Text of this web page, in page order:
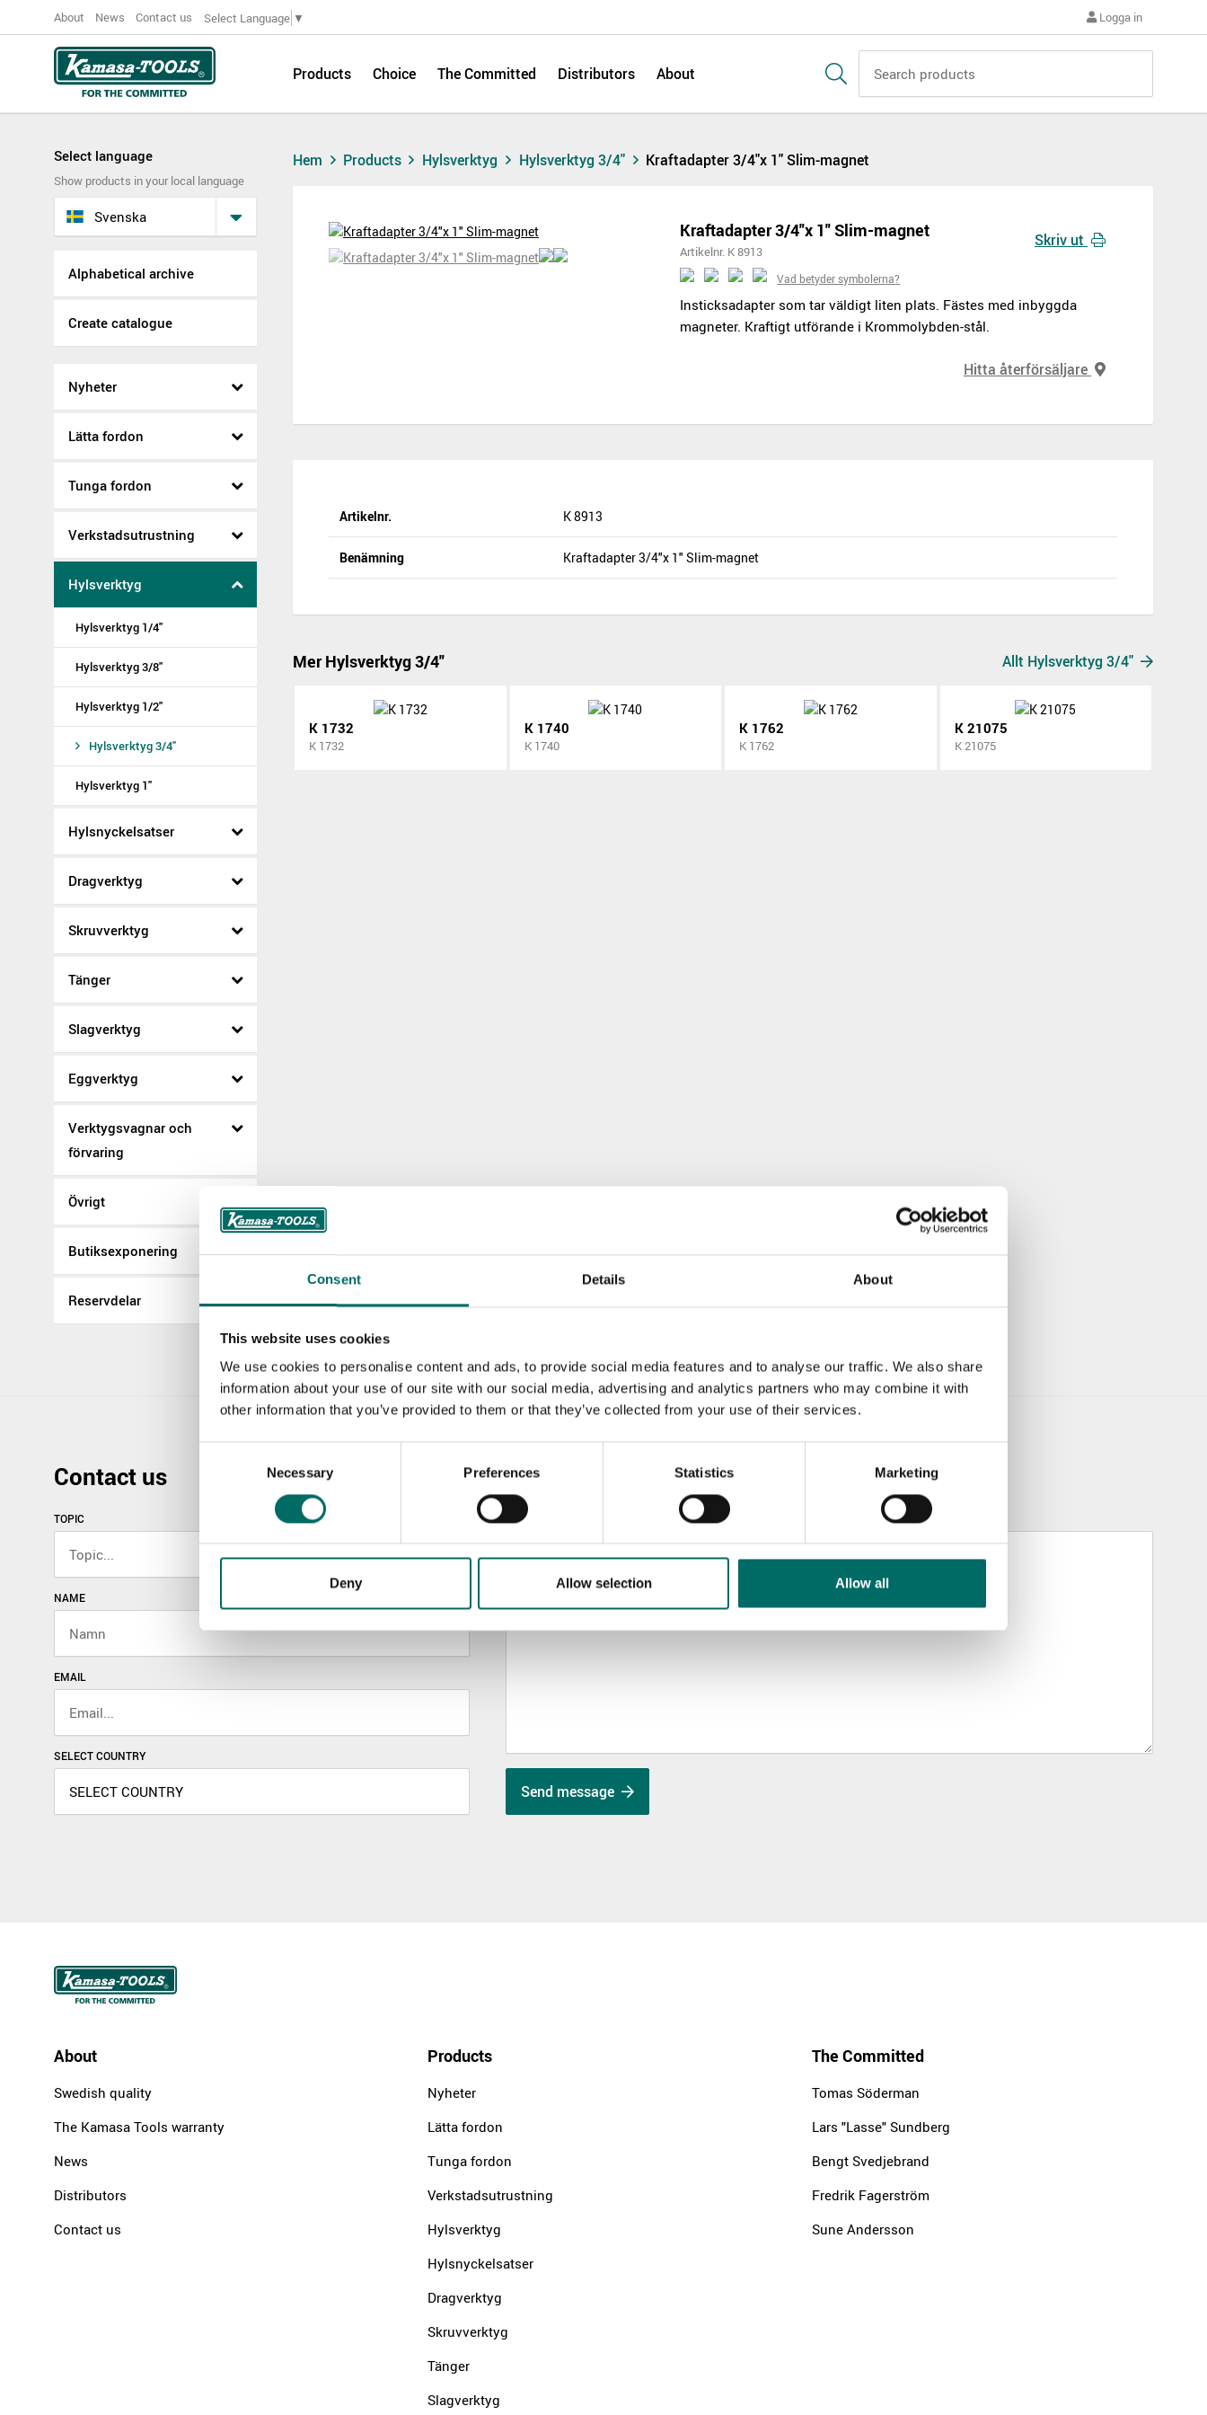
Consent Details About
This website uses cookies
We use cookies to personalise content and ads, to provide social media features and to analyse our traffic. We also share
information about your use of our site with our social media, advertising and analytics partners who may combine it with
other information that you’ve provided to them or that they’ve collected from your use of their services.
Necessary Preferences Statistics Marketing
Deny Allow selection Allow all
About News Contact us Select Language ▼ Logga in
Products Choice The Committed Distributors About
Select language
Show products in your local language
Svenska
Alphabetical archive
Create catalogue
Nyheter
Lätta fordon
Tunga fordon
Verkstadsutrustning
Hylsverktyg
Hylsverktyg 1/4"
Hylsverktyg 3/8"
Hylsverktyg 1/2"
Hylsverktyg 3/4"
Hylsverktyg 1"
Hylsnyckelsatser
Dragverktyg
Skruvverktyg
Tänger
Slagverktyg
Eggverktyg
Verktygsvagnar och
förvaring
Övrigt
Butiksexponering
Reservdelar
Hem Products Hylsverktyg Hylsverktyg 3/4" Kraftadapter 3/4"x 1" Slim-magnet
Kraftadapter 3/4"x 1" Slim-magnet
Artikelnr. K 8913
Vad betyder symbolerna?
Insticksadapter som tar väldigt liten plats. Fästes med inbyggda
magneter. Kraftigt utförande i Krommolybden-stål.
Skriv ut
Hitta återförsäljare
Artikelnr. K 8913
Benämning Kraftadapter 3/4"x 1" Slim-magnet
Mer Hylsverktyg 3/4" Allt Hylsverktyg 3/4"
K 1732
K 1732
K 1740
K 1740
K 1762
K 1762
K 21075
K 21075
Contact us
TOPIC
NAME
EMAIL
SELECT COUNTRY
MESSAGE (written in english)
Send message
About
Swedish quality
The Kamasa Tools warranty
News
Distributors
Contact us
Products
Nyheter
Lätta fordon
Tunga fordon
Verkstadsutrustning
Hylsverktyg
Hylsnyckelsatser
Dragverktyg
Skruvverktyg
Tänger
Slagverktyg
The Committed
Tomas Söderman
Lars "Lasse" Sundberg
Bengt Svedjebrand
Fredrik Fagerström
Sune Andersson